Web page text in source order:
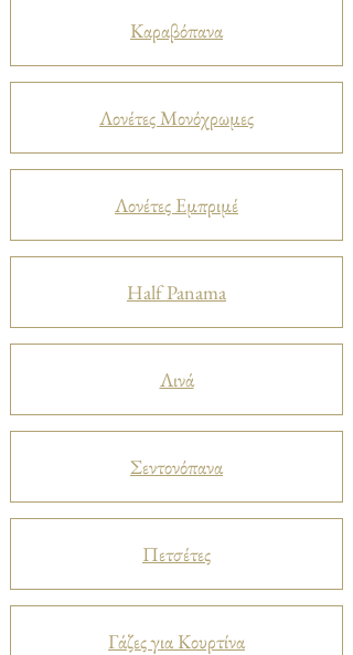
Καραβόπανα
Λονέτες Μονόχρωμες
Λονέτες Εμπριμέ
Half Panama
Λινά
Σεντονόπανα
Πετσέτες
Γάζες για Κουρτίνα